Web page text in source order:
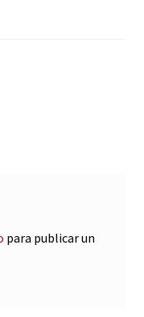
para publicar un